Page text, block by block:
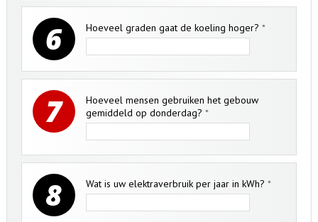
6 Hoeveel graden gaat de koeling hoger? *
7
Hoeveel mensen gebruiken het gebouw
gemiddeld op donderdag? *
8 Wat is uw elektraverbruik per jaar in kWh? *